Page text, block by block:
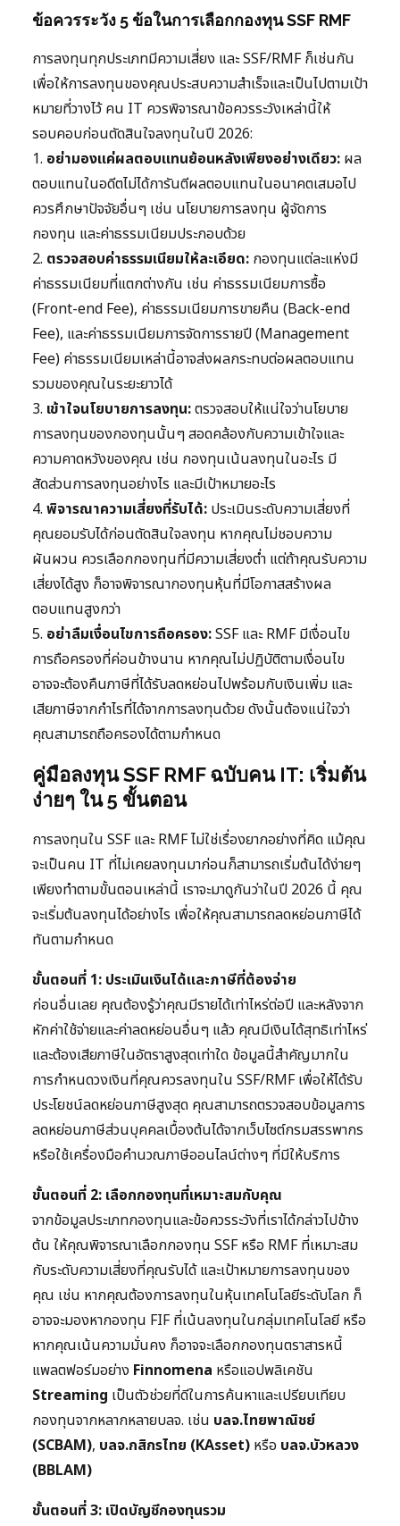
ข้อควรระวัง 5 ข้อในการเลือกกองทุน SSF RMF
การลงทุนทุกประเภทมีความเสี่ยง และ SSF/RMF ก็เช่นกัน
เพื่อให้การลงทุนของคุณประสบความสำเร็จและเป็นไปตามเป้า
หมายที่วางไว้ คน IT ควรพิจารณาข้อควรระวังเหล่านี้ให้
รอบคอบก่อนตัดสินใจลงทุนในปี 2026:
1. อย่ามองแค่ผลตอบแทนย้อนหลังเพียงอย่างเดียว: ผล
ตอบแทนในอดีตไม่ได้การันตีผลตอบแทนในอนาคตเสมอไป
ควรศึกษาปัจจัยอื่นๆ เช่น นโยบายการลงทุน ผู้จัดการ
กองทุน และค่าธรรมเนียมประกอบด้วย
2. ตรวจสอบค่าธรรมเนียมให้ละเอียด: กองทุนแต่ละแห่งมี
ค่าธรรมเนียมที่แตกต่างกัน เช่น ค่าธรรมเนียมการซื้อ
(Front-end Fee), ค่าธรรมเนียมการขายคืน (Back-end
Fee), และค่าธรรมเนียมการจัดการรายปี (Management
Fee) ค่าธรรมเนียมเหล่านี้อาจส่งผลกระทบต่อผลตอบแทน
รวมของคุณในระยะยาวได้
3. เข้าใจนโยบายการลงทุน:ตรวจสอบให้แน่ใจว่านโยบาย
การลงทุนของกองทุนนั้นๆ สอดคล้องกับความเข้าใจและ
ความคาดหวังของคุณ เช่น กองทุนเน้นลงทุนในอะไร มี
สัดส่วนการลงทุนอย่างไร และมีเป้าหมายอะไร
4. พิจารณาความเสี่ยงที่รับได้: ประเมินระดับความเสี่ยงที่
คุณยอมรับได้ก่อนตัดสินใจลงทุน หากคุณไม่ชอบความ
ผันผวน ควรเลือกกองทุนที่มีความเสี่ยงต่ำ แต่ถ้าคุณรับความ
เสี่ยงได้สูง ก็อาจพิจารณากองทุนหุ้นที่มีโอกาสสร้างผล
ตอบแทนสูงกว่า
5. อย่าลืมเงื่อนไขการถือครอง:SSF และ RMF มีเงื่อนไข
การถือครองที่ค่อนข้างนาน หากคุณไม่ปฏิบัติตามเงื่อนไข
อาจจะต้องคืนภาษีที่ได้รับลดหย่อนไปพร้อมกับเงินเพิ่ม และ
เสียภาษีจากกำไรที่ได้จากการลงทุนด้วย ดังนั้นต้องแน่ใจว่า
คุณสามารถถือครองได้ตามกำหนด
คู่มือลงทุน SSF RMF ฉบับคน IT: เริ่มต้น
ง่ายๆ ใน 5 ขั้นตอน
การลงทุนใน SSF และ RMF ไม่ใช่เรื่องยากอย่างที่คิด แม้คุณ
จะเป็นคน IT ที่ไม่เคยลงทุนมาก่อนก็สามารถเริ่มต้นได้ง่ายๆ
เพียงทำตามขั้นตอนเหล่านี้ เราจะมาดูกันว่าในปี 2026 นี้ คุณ
จะเริ่มต้นลงทุนได้อย่างไร เพื่อให้คุณสามารถลดหย่อนภาษีได้
ทันตามกำหนด
ขั้นตอนที่ 1: ประเมินเงินได้และภาษีที่ต้องจ่าย
ก่อนอื่นเลย คุณต้องรู้ว่าคุณมีรายได้เท่าไหร่ต่อปี และหลังจาก
หักค่าใช้จ่ายและค่าลดหย่อนอื่นๆ แล้ว คุณมีเงินได้สุทธิเท่าไหร่
และต้องเสียภาษีในอัตราสูงสุดเท่าใด ข้อมูลนี้สำคัญมากใน
การกำหนดวงเงินที่คุณควรลงทุนใน SSF/RMF เพื่อให้ได้รับ
ประโยชน์ลดหย่อนภาษีสูงสุด คุณสามารถตรวจสอบข้อมูลการ
ลดหย่อนภาษีส่วนบุคคลเบื้องต้นได้จากเว็บไซต์กรมสรรพากร
หรือใช้เครื่องมือคำนวณภาษีออนไลน์ต่างๆ ที่มีให้บริการ
ขั้นตอนที่ 2: เลือกกองทุนที่เหมาะสมกับคุณ
จากข้อมูลประเภทกองทุนและข้อควรระวังที่เราได้กล่าวไปข้าง
ต้น ให้คุณพิจารณาเลือกกองทุน SSF หรือ RMF ที่เหมาะสม
กับระดับความเสี่ยงที่คุณรับได้ และเป้าหมายการลงทุนของ
คุณ เช่น หากคุณต้องการลงทุนในหุ้นเทคโนโลยีระดับโลก ก็
อาจจะมองหากองทุน FIF ที่เน้นลงทุนในกลุ่มเทคโนโลยี หรือ
หากคุณเน้นความมั่นคง ก็อาจจะเลือกกองทุนตราสารหนี้
แพลตฟอร์มอย่าง Finnomena หรือแอปพลิเคชัน
Streaming เป็นตัวช่วยที่ดีในการค้นหาและเปรียบเทียบ
กองทุนจากหลากหลายบลจ. เช่น บลจ.ไทยพาณิชย์
(SCBAM), บลจ.กสิกรไทย (KAsset) หรือ บลจ.บัวหลวง
(BBLAM)
ขั้นตอนที่ 3: เปิดบัญชีกองทุนรวม